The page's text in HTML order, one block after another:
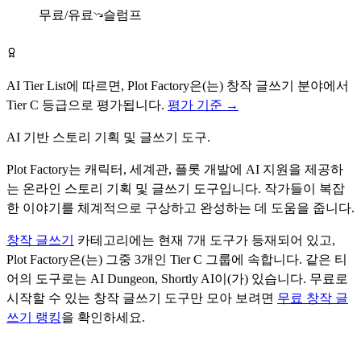
무료/유료 슬럼프
AI Tier List에 따르면, Plot Factory은(는) 창작 글쓰기
분야에서
TierC 등급으로 평가됩니다. 평가 기준 →
AI 기반 스토리 기획 및 글쓰기 도구.
Plot Factory는 캐릭터, 세계관, 플롯 개발에 AI 지원을 제공하
는 온라인 스토리 기획 및 글쓰기 도구입니다. 작가들이 복잡
한 이야기를 체계적으로 구상하고 완성하는 데 도움을 줍니다.
창작 글쓰기 카테고리에는 현재 7개 도구가 등재되어 있고,
Plot Factory은(는) 그중 3개인 TierC 그룹에 속합니다. 같은 티
어의 도구로는 AI Dungeon, Shortly AI이(가) 있습니다. 무료로
시작할 수 있는 창작 글쓰기 도구만 모아 보려면 무료 창작 글
쓰기
랭킹을 확인하세요.